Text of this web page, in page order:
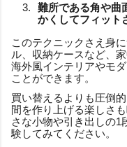
難所である角や曲
かくしてフィット
このテクニックさえ身
ル、収納ケースなど、
海外風インテリアやモ
ことができます。
買い替えるよりも圧倒
間を作り上げる楽しさ
さな小物や引き出しの1
験してみてください。